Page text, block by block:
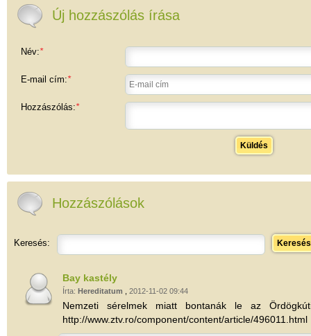
Új hozzászólás írása
Név:*
E-mail cím:*
Hozzászólás:*
Küldés
Hozzászólások
Keresés: Keresés
Bay kastély
Írta: Hereditatum 2012-11-02 09:44
Nemzeti sérelmek miatt bontanák le az
http://www.ztv.ro/component/content/article/496011.html